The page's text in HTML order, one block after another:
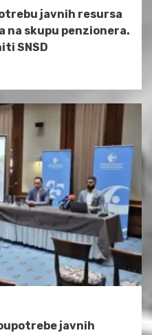
javnih resursa
na skupu penzionera.
SNSD
javnih